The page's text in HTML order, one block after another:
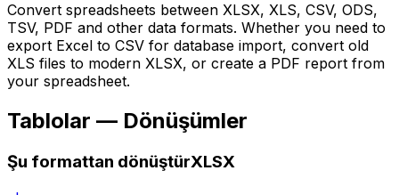
Convert spreadsheets between XLSX, XLS, CSV, ODS,
TSV, PDF and other data formats. Whether you need to
export Excel to CSV for database import, convert old
XLS files to modern XLSX, or create a PDF report from
your spreadsheet.
Tablolar — Dönüşümler
Şu formattan dönüştürXLSX